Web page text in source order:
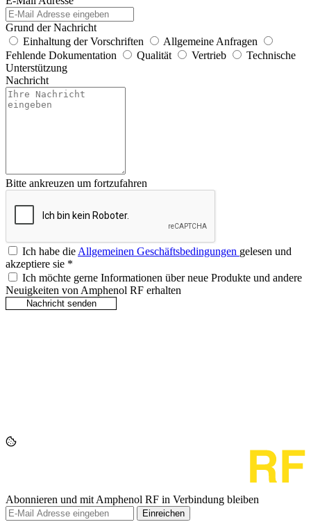
Grund der Nachricht
Einhaltung der Vorschriften
Allgemeine Anfragen
Fehlende Dokumentation
Qualität Vertrieb
Technische
Unterstützung
Nachricht
Bitte ankreuzen um fortzufahren
Ich habe die Allgemeinen Geschäftsbedingungen gelesen und
akzeptiere sie *
Ich möchte gerne Informationen über neue Produkte und andere
Neuigkeiten von Amphenol RF erhalten
Abonnieren und mit Amphenol RF in Verbindung bleiben
Einreichen